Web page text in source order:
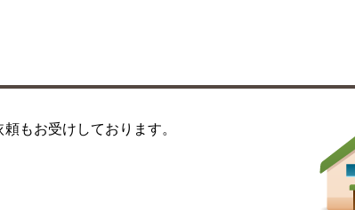
もお受けしております。